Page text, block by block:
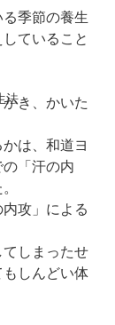
法
季節の養生
ていること
き、かいた
は、和道ヨ
「汗の内
攻」による
しまったせ
しんどい体